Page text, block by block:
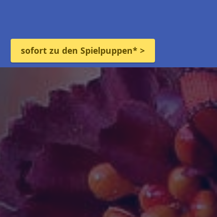
sofort zu den Spielpuppen* >